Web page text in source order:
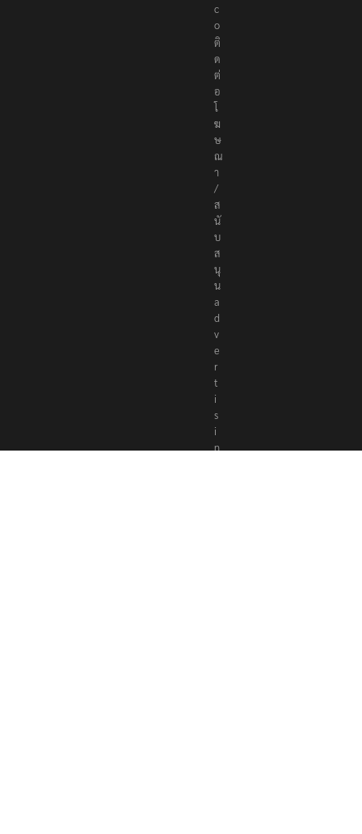
c
o
ติ
ด
ต่
อ
โ
ฆ
ษ
ณ
า
/
ส
นั
บ
ส
นุ
น
a
d
v
e
r
t
i
s
i
n